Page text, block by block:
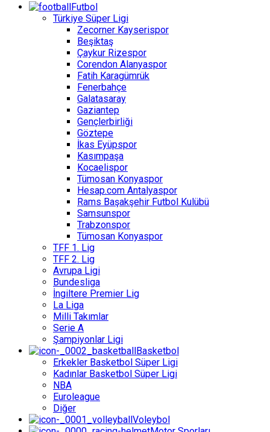
Futbol
Türkiye Süper Ligi
Zecorner Kayserispor
Beşiktaş
Çaykur Rizespor
Corendon Alanyaspor
Fatih Karagümrük
Fenerbahçe
Galatasaray
Gaziantep
Gençlerbirliği
Göztepe
İkas Eyüpspor
Kasımpaşa
Kocaelispor
Tümosan Konyaspor
Hesap.com Antalyaspor
Rams Başakşehir Futbol Kulübü
Samsunspor
Trabzonspor
Tümosan Konyaspor
TFF 1. Lig
TFF 2. Lig
Avrupa Ligi
Bundesliga
İngiltere Premier Lig
La Liga
Milli Takımlar
Serie A
Şampiyonlar Ligi
Basketbol
Erkekler Basketbol Süper Ligi
Kadınlar Basketbol Süper Ligi
NBA
Euroleague
Diğer
Voleybol